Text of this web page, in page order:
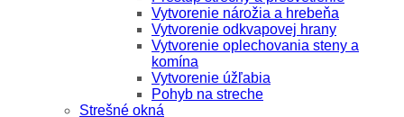
Vytvorenie nárožia a hrebeňa
Vytvorenie odkvapovej hrany
Vytvorenie oplechovania steny a
komína
Vytvorenie úžľabia
Pohyb na streche
Strešné okná